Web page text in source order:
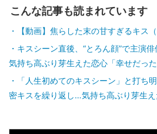
こんな記事も読まれています
【動画】焦らした末の甘すぎるキス
キスシーン直後、“とろん顔”で主演俳
気持ち高ぶり芽生えた恋心「幸せだった
「人生初めてのキスシーン」と打ち
密キスを繰り返し…気持ち高ぶり芽生